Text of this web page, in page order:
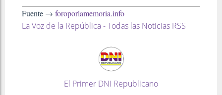
Fuente → foroporlamemoria.info
La Voz de la República - Todas las Noticias RSS
El Primer DNI Republicano